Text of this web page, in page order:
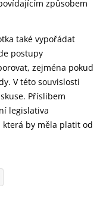
způsobem
také vypořádat
postupy
zejména pokud
V této souvislosti
Příslibem
legislativa
by měla platit od